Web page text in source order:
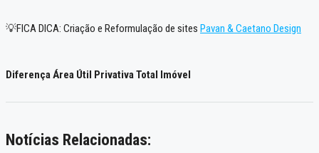
💡FICA DICA: Criação e Reformulação de sites Pavan & Caetano Design
Diferença Área Útil Privativa Total Imóvel
Notícias Relacionadas: